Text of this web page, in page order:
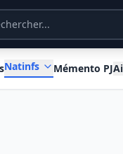
Natinfs Mémento PJ